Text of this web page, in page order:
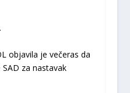
objavila je večeras da
za nastavak